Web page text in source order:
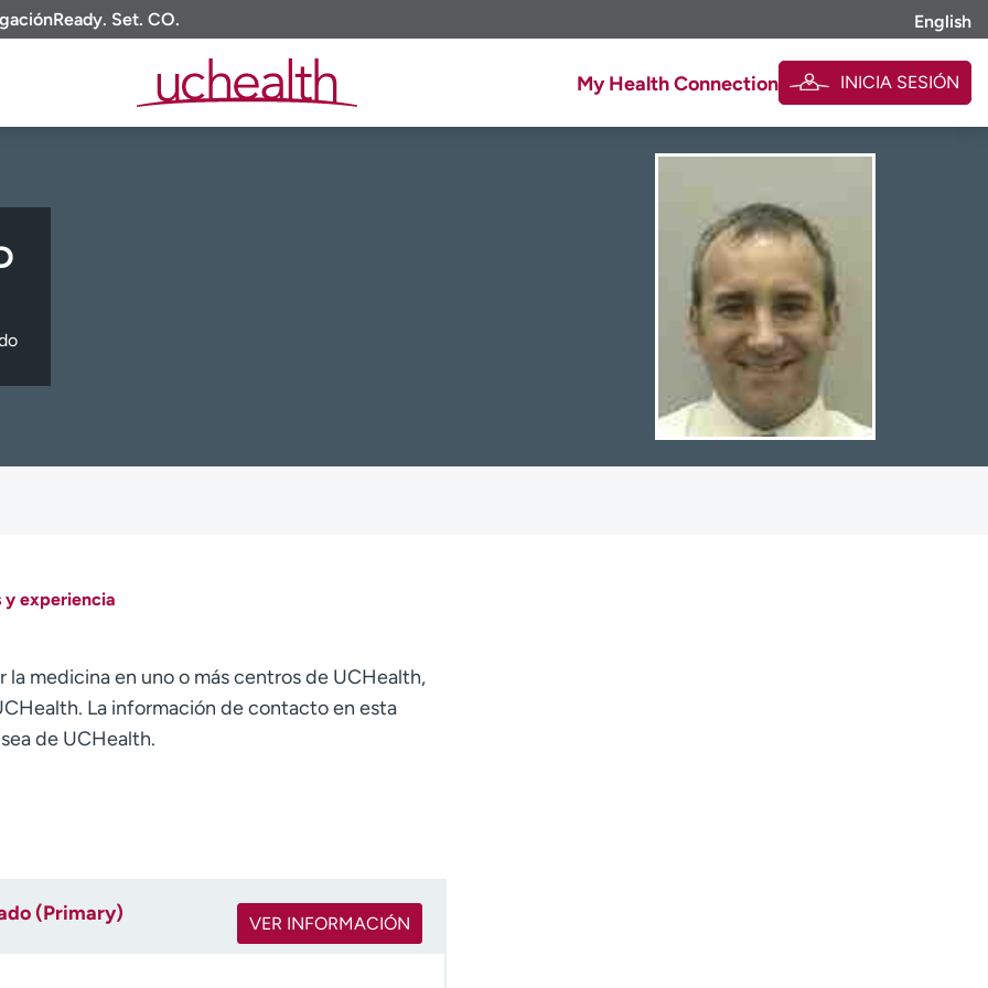
Ready. Set. CO. English
My Health Connection INICIA SESIÓN
y experiencia
medicina en uno o más centros de UCHealth,
La información de contacto en esta
de UCHealth.
(Primary) VER INFORMACIÓN